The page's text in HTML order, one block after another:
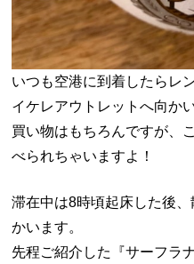
いつも空港に到着したらレ
イケレアウトレットへ向か
買い物はもちろんですが、
べられちゃいますよ！
滞在中は8時頃起床した後
かいます。
先程ご紹介した『サーフラ